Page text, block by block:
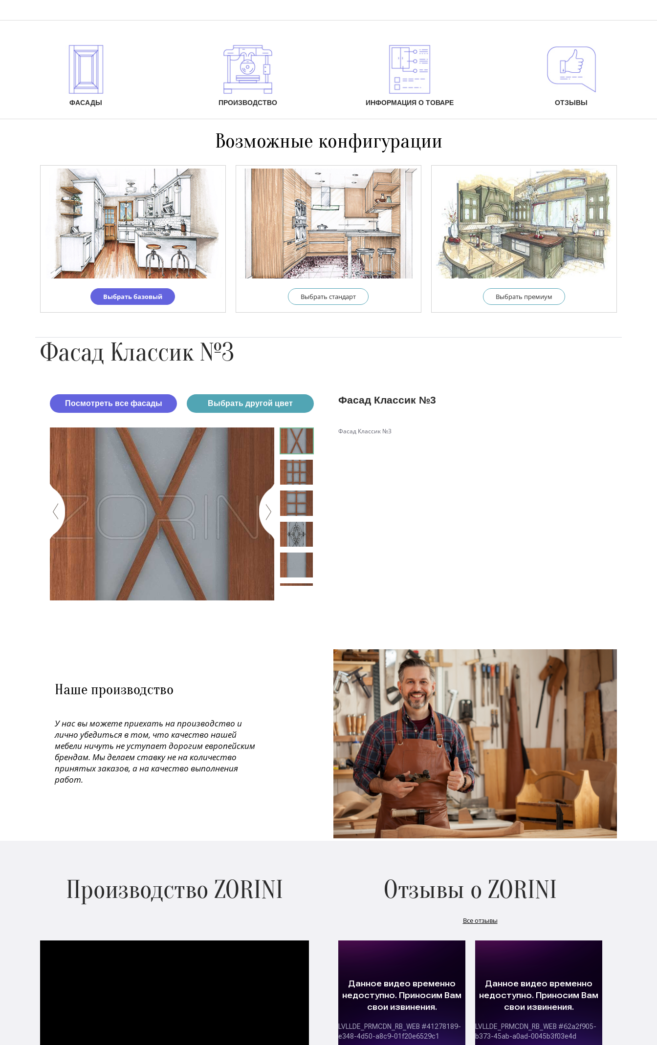
ФАСАДЫ ПРОИЗВОДСТВО ИНФОРМАЦИЯ О ТОВАРЕ ОТЗЫВЫ
Возможные конфигурации
Выбрать базовый Выбрать cтандарт Выбрать премиум
Фасад Классик №3
Посмотреть все фасады Выбрать другой цвет Фасад Классик №3
Фасад Классик №3
Наше производство
У нас вы можете приехать на производство и
лично убедиться в том, что качество нашей
мебели ничуть не уступает дорогим европейским
брендам. Мы делаем ставку не на количество
принятых заказов, а на качество выполнения
работ.
Производство ZORINI Отзывы о ZORINI
Все отзывы